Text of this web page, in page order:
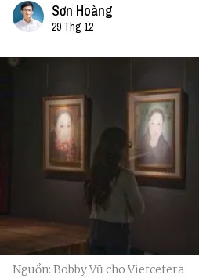
Sơn Hoàng
29 Thg 12
Nguồn: Bobby Vũ cho Vietcetera